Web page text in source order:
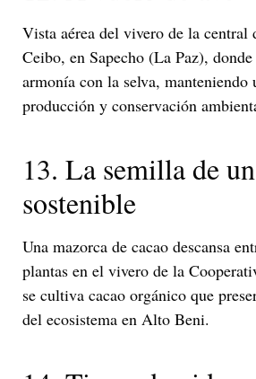
Vista aérea del vivero de la central
Ceibo, en Sapecho (La Paz),
armonía con la selva,
producción y conservación
13. La semilla de
sostenible
Una mazorca de cacao descansa
plantas en el vivero de la
se cultiva cacao orgánico que
del ecosistema en Alto Beni.